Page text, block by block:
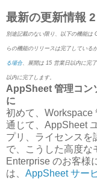
最新の更新情報
別途記載のない限り、以下の機能は
らの機能のリリースは完了している
る場合、展開は 15 営業日以内に完
以内に完了します。
AppSheet 管理コン
に
初めて、Workspace
通じて、AppSheet
プリ、ライセンスを
で、こうした高度な
Enterprise のお客様
は、 AppSheet サー